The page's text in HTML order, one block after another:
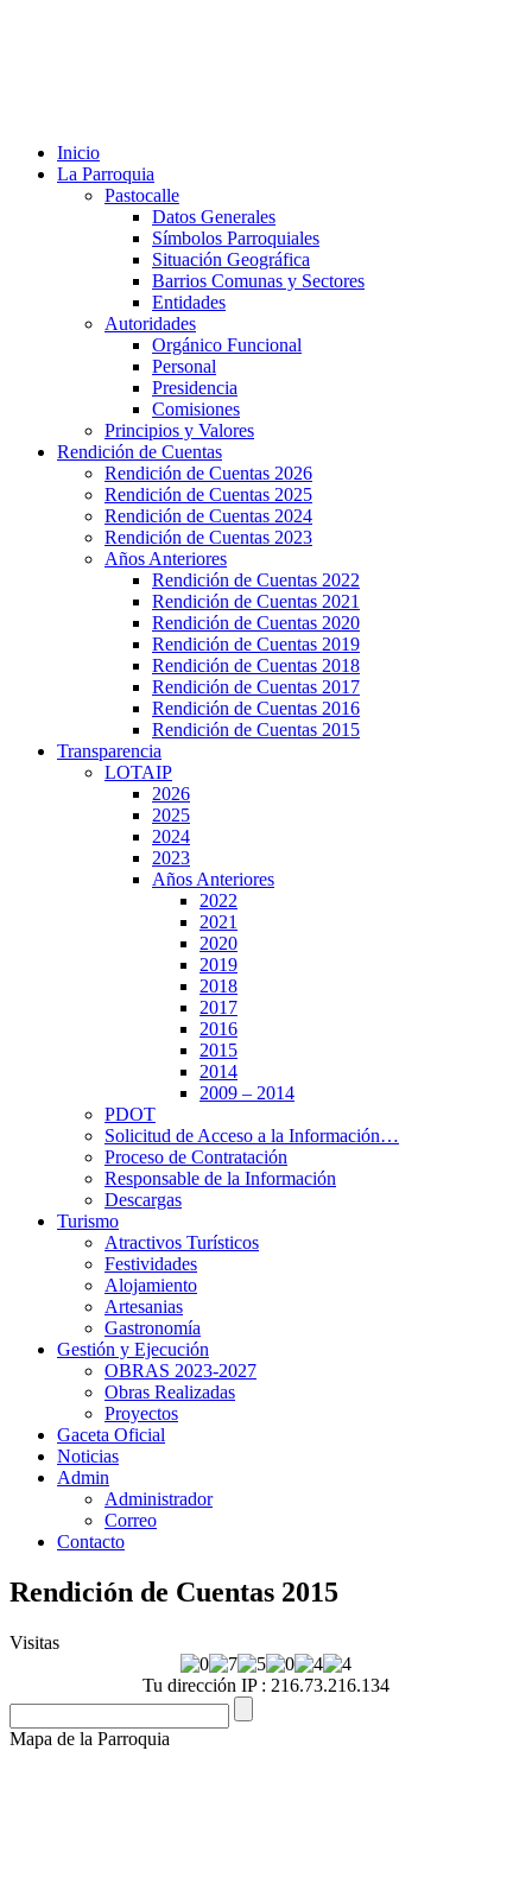
Inicio
La Parroquia
Pastocalle
Datos Generales
Símbolos Parroquiales
Situación Geográfica
Barrios Comunas y Sectores
Entidades
Autoridades
Orgánico Funcional
Personal
Presidencia
Comisiones
Principios y Valores
Rendición de Cuentas
Rendición de Cuentas 2026
Rendición de Cuentas 2025
Rendición de Cuentas 2024
Rendición de Cuentas 2023
Años Anteriores
Rendición de Cuentas 2022
Rendición de Cuentas 2021
Rendición de Cuentas 2020
Rendición de Cuentas 2019
Rendición de Cuentas 2018
Rendición de Cuentas 2017
Rendición de Cuentas 2016
Rendición de Cuentas 2015
Transparencia
LOTAIP
2026
2025
2024
2023
Años Anteriores
2022
2021
2020
2019
2018
2017
2016
2015
2014
2009 – 2014
PDOT
Solicitud de Acceso a la Información…
Proceso de Contratación
Responsable de la Información
Descargas
Turismo
Atractivos Turísticos
Festividades
Alojamiento
Artesanias
Gastronomía
Gestión y Ejecución
OBRAS 2023-2027
Obras Realizadas
Proyectos
Gaceta Oficial
Noticias
Admin
Administrador
Correo
Contacto
Rendición de Cuentas 2015
Visitas
Tu dirección IP : 216.73.216.134
Mapa de la Parroquia